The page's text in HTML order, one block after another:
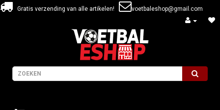
Gratis verzending van alle artikelen! voetbaleshop@gmail.com